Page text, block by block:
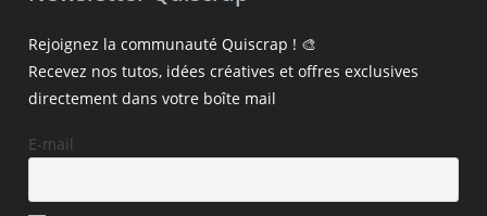
Rejoignez la communauté Quiscrap ! 🎨
Recevez nos tutos, idées créatives et offres exclusives
directement dans votre boîte mail
E-mail